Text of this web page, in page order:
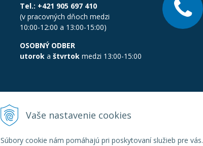
Vaše nastavenie cookies
Súbory cookie nám pomáhajú pri poskytovaní služieb pre vás.
Tel.: +421 905 697 410
(v pracovných dňoch medzi
10:00-12:00 a 13:00-15:00)
OSOBNÝ ODBER
utorok a štvrtok medzi 13:00-15:00